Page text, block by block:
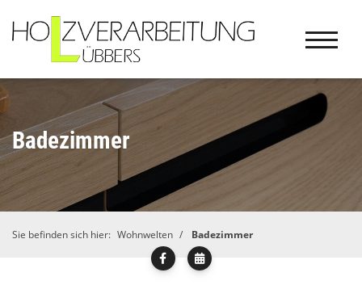
Badezimmer
Sie befinden sich hier: Wohnwelten Badezimmer